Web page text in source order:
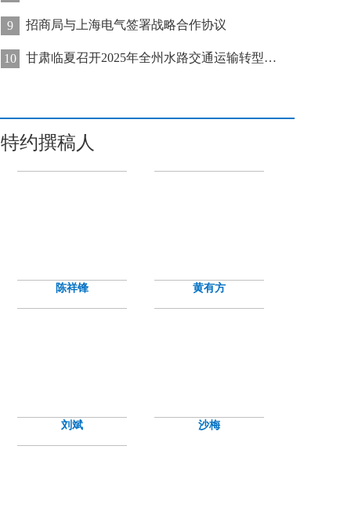
9 招商局与上海电气签署战略合作协议
10 甘肃临夏召开2025年全州水路交通运输转型发展推进会
特约撰稿人
陈祥锋 黄有方
刘斌 沙梅